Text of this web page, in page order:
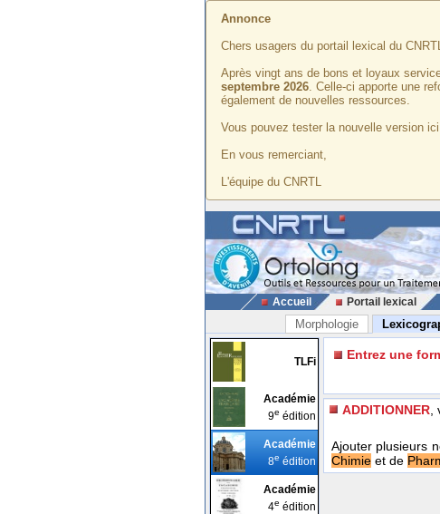
Annonce
Chers usagers du portail lexical du
Après vingt ans de bons et loyaux
septembre 2026. Celle-ci apporte une
également de nouvelles ressources.
Vous pouvez tester la nouvelle version
En vous remerciant,
L'équipe du CNRTL
Accueil Portail lexical
Morphologie
TLFi
Académie
9e édition
Académie
8e édition
Académie
4e édition
Entrez une
ADDITIONNER
Ajouter plusieurs
Chimie et de